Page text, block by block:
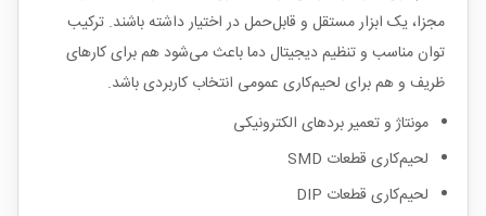
مجزا، یک ابزار مستقل و قابل‌حمل در اختیار داشته باشند. ترکیب
توان مناسب و تنظیم دیجیتال دما باعث می‌شود هم برای کارهای
ظریف و هم برای لحیم‌کاری عمومی انتخاب کاربردی باشد.
مونتاژ و تعمیر بردهای الکترونیکی
لحیم‌کاری قطعات SMD
لحیم‌کاری قطعات DIP